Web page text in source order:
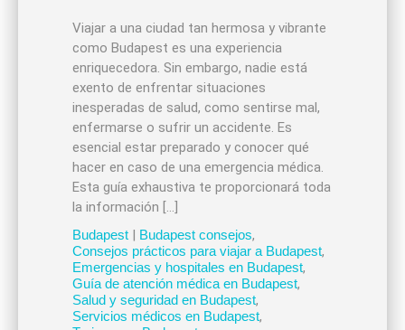
Viajar a una ciudad tan hermosa y vibrante
como Budapest es una experiencia
enriquecedora. Sin embargo, nadie está
exento de enfrentar situaciones
inesperadas de salud, como sentirse mal,
enfermarse o sufrir un accidente. Es
esencial estar preparado y conocer qué
hacer en caso de una emergencia médica.
Esta guía exhaustiva te proporcionará toda
la información […]
Budapest| Budapest consejos,
Consejos prácticos para viajar a Budapest,
Emergencias y hospitales en Budapest,
Guía de atención médica en Budapest,
Salud y seguridad en Budapest,
Servicios médicos en Budapest,